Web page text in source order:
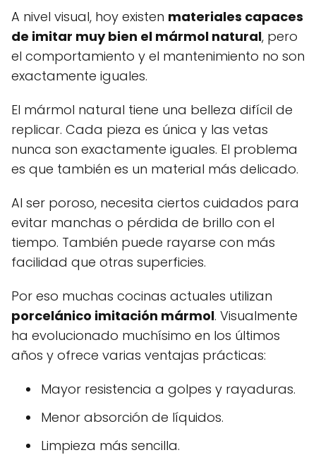
A nivel visual, hoy existen materiales capaces
de imitar muy bien el mármol natural, pero
el comportamiento y el mantenimiento no son
exactamente iguales.
El mármol natural tiene una belleza difícil de
replicar. Cada pieza es única y las vetas
nunca son exactamente iguales. El problema
es que también es un material más delicado.
Al ser poroso, necesita ciertos cuidados para
evitar manchas o pérdida de brillo con el
tiempo. También puede rayarse con más
facilidad que otras superficies.
Por eso muchas cocinas actuales utilizan
porcelánico imitación mármol. Visualmente
ha evolucionado muchísimo en los últimos
años y ofrece varias ventajas prácticas:
Mayor resistencia a golpes y rayaduras.
Menor absorción de líquidos.
Limpieza más sencilla.